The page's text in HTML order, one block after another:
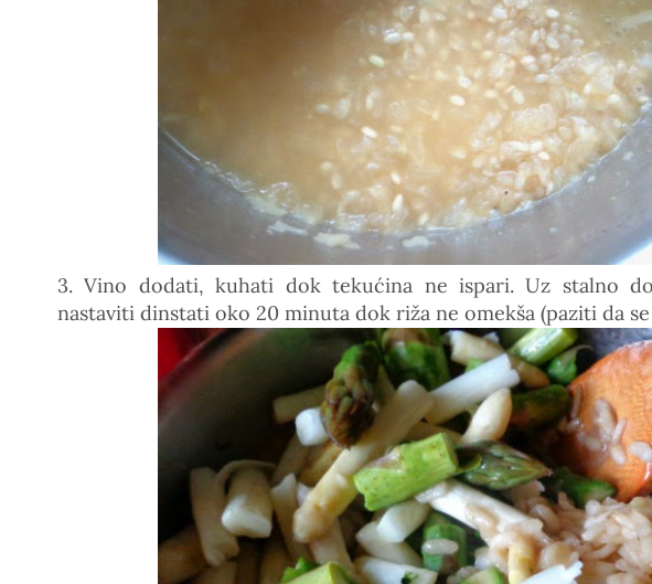
3. Vino dodati, kuhati dok tekućina ne ispari. Uz stalno
nastaviti dinstati oko 20 minuta dok riža ne omekša (paziti da